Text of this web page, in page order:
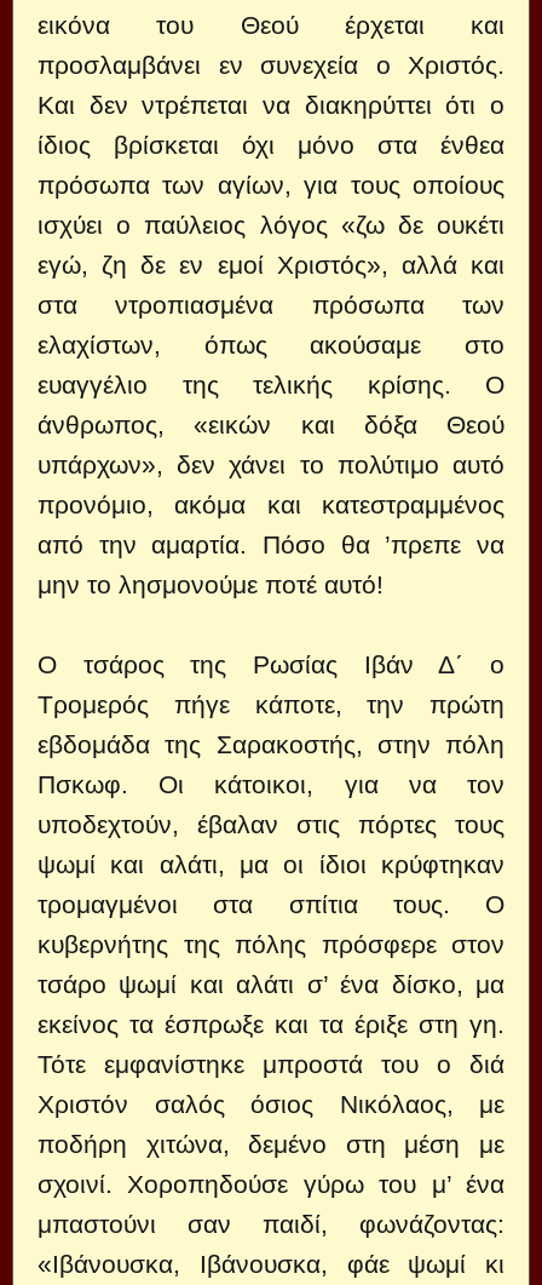
εικόνα του Θεού έρχεται και
προσλαμβάνει εν συνεχεία ο Χριστός.
Και δεν ντρέπεται να διακηρύττει ότι ο
ίδιος βρίσκεται όχι μόνο στα ένθεα
πρόσωπα των αγίων, για τους οποίους
ισχύει ο παύλειος λόγος «ζω δε ουκέτι
εγώ, ζη δε εν εμοί Χριστός», αλλά και
στα ντροπιασμένα πρόσωπα των
ελαχίστων, όπως ακούσαμε στο
ευαγγέλιο της τελικής κρίσης. Ο
άνθρωπος, «εικών και δόξα Θεού
υπάρχων», δεν χάνει το πολύτιμο αυτό
προνόμιο, ακόμα και κατεστραμμένος
από την αμαρτία. Πόσο θα ’πρεπε να
μην το λησμονούμε ποτέ αυτό!
Ο τσάρος της Ρωσίας Ιβάν Δ΄ ο
Τρομερός πήγε κάποτε, την πρώτη
εβδομάδα της Σαρακοστής, στην πόλη
Πσκωφ. Οι κάτοικοι, για να τον
υποδεχτούν, έβαλαν στις πόρτες τους
ψωμί και αλάτι, μα οι ίδιοι κρύφτηκαν
τρομαγμένοι στα σπίτια τους. Ο
κυβερνήτης της πόλης πρόσφερε στον
τσάρο ψωμί και αλάτι σ’ ένα δίσκο, μα
εκείνος τα έσπρωξε και τα έριξε στη γη.
Τότε εμφανίστηκε μπροστά του ο διά
Χριστόν σαλός όσιος Νικόλαος, με
ποδήρη χιτώνα, δεμένο στη μέση με
σχοινί. Χοροπηδούσε γύρω του μ’ ένα
μπαστούνι σαν παιδί, φωνάζοντας:
«Ιβάνουσκα, Ιβάνουσκα, φάε ψωμί κι